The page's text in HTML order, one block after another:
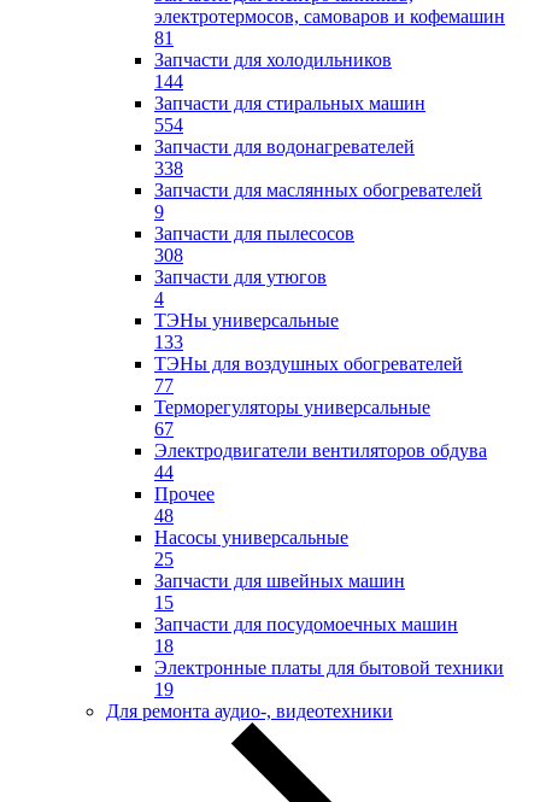
электротермосов, самоваров и кофемашин
81
Запчасти для холодильников
144
Запчасти для стиральных машин
554
Запчасти для водонагревателей
338
Запчасти для маслянных обогревателей
9
Запчасти для пылесосов
308
Запчасти для утюгов
4
ТЭНы универсальные
133
ТЭНы для воздушных обогревателей
77
Терморегуляторы универсальные
67
Электродвигатели вентиляторов обдува
44
Прочее
48
Насосы универсальные
25
Запчасти для швейных машин
15
Запчасти для посудомоечных машин
18
Электронные платы для бытовой техники
19
Для ремонта аудио-, видеотехники